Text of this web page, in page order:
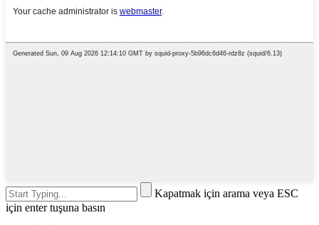
Kapatmak için arama veya ESC
için enter tuşuna basın